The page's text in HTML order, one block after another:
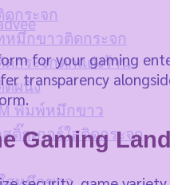
กระจก
หมึกขาวติดกระจก
กระจกตกแต่งร้าน
ผนัง
พิมพ์หมึกขาว
ติ๊กเกอร์ใสติดกระจก
สหมึกขาว
for your gaming
transparency
Gaming